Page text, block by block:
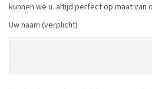
kunnen we u altijd perfect op maat van
Uw naam (verplicht)